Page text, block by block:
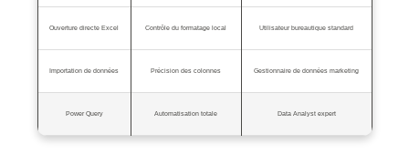
Ouverture directe Excel Contrôle du formatage local Utilisateur bureautique standard
Importation de données Précision des colonnes Gestionnaire de données marketing
Power Query Automatisation totale Data Analyst expert